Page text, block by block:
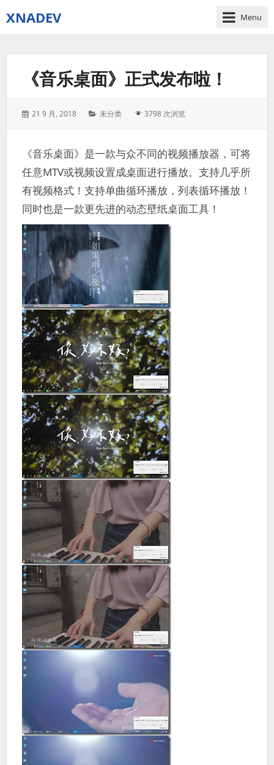
XNADEV Menu
《音乐桌面》正式发布啦！
Posted
21 9 月, 2018 Categories:
未分类 3798 次浏览
《音乐桌面》是一款与众不同的视频播放器，可将
任意MTV或视频设置成桌面进行播放。支持几乎所
有视频格式！支持单曲循环播放，列表循环播放！
同时也是一款更先进的动态壁纸桌面工具！